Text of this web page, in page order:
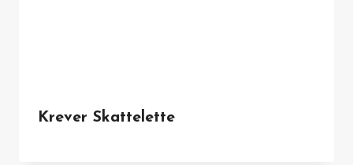
Krever Skattelette